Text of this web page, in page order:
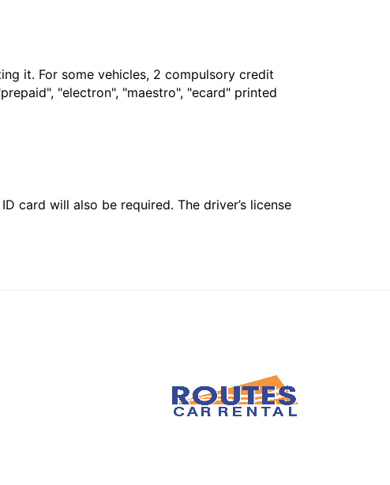
it. For some vehicles, 2 compulsory credit
"electron", "maestro", "ecard" printed
card will also be required. The driver’s license